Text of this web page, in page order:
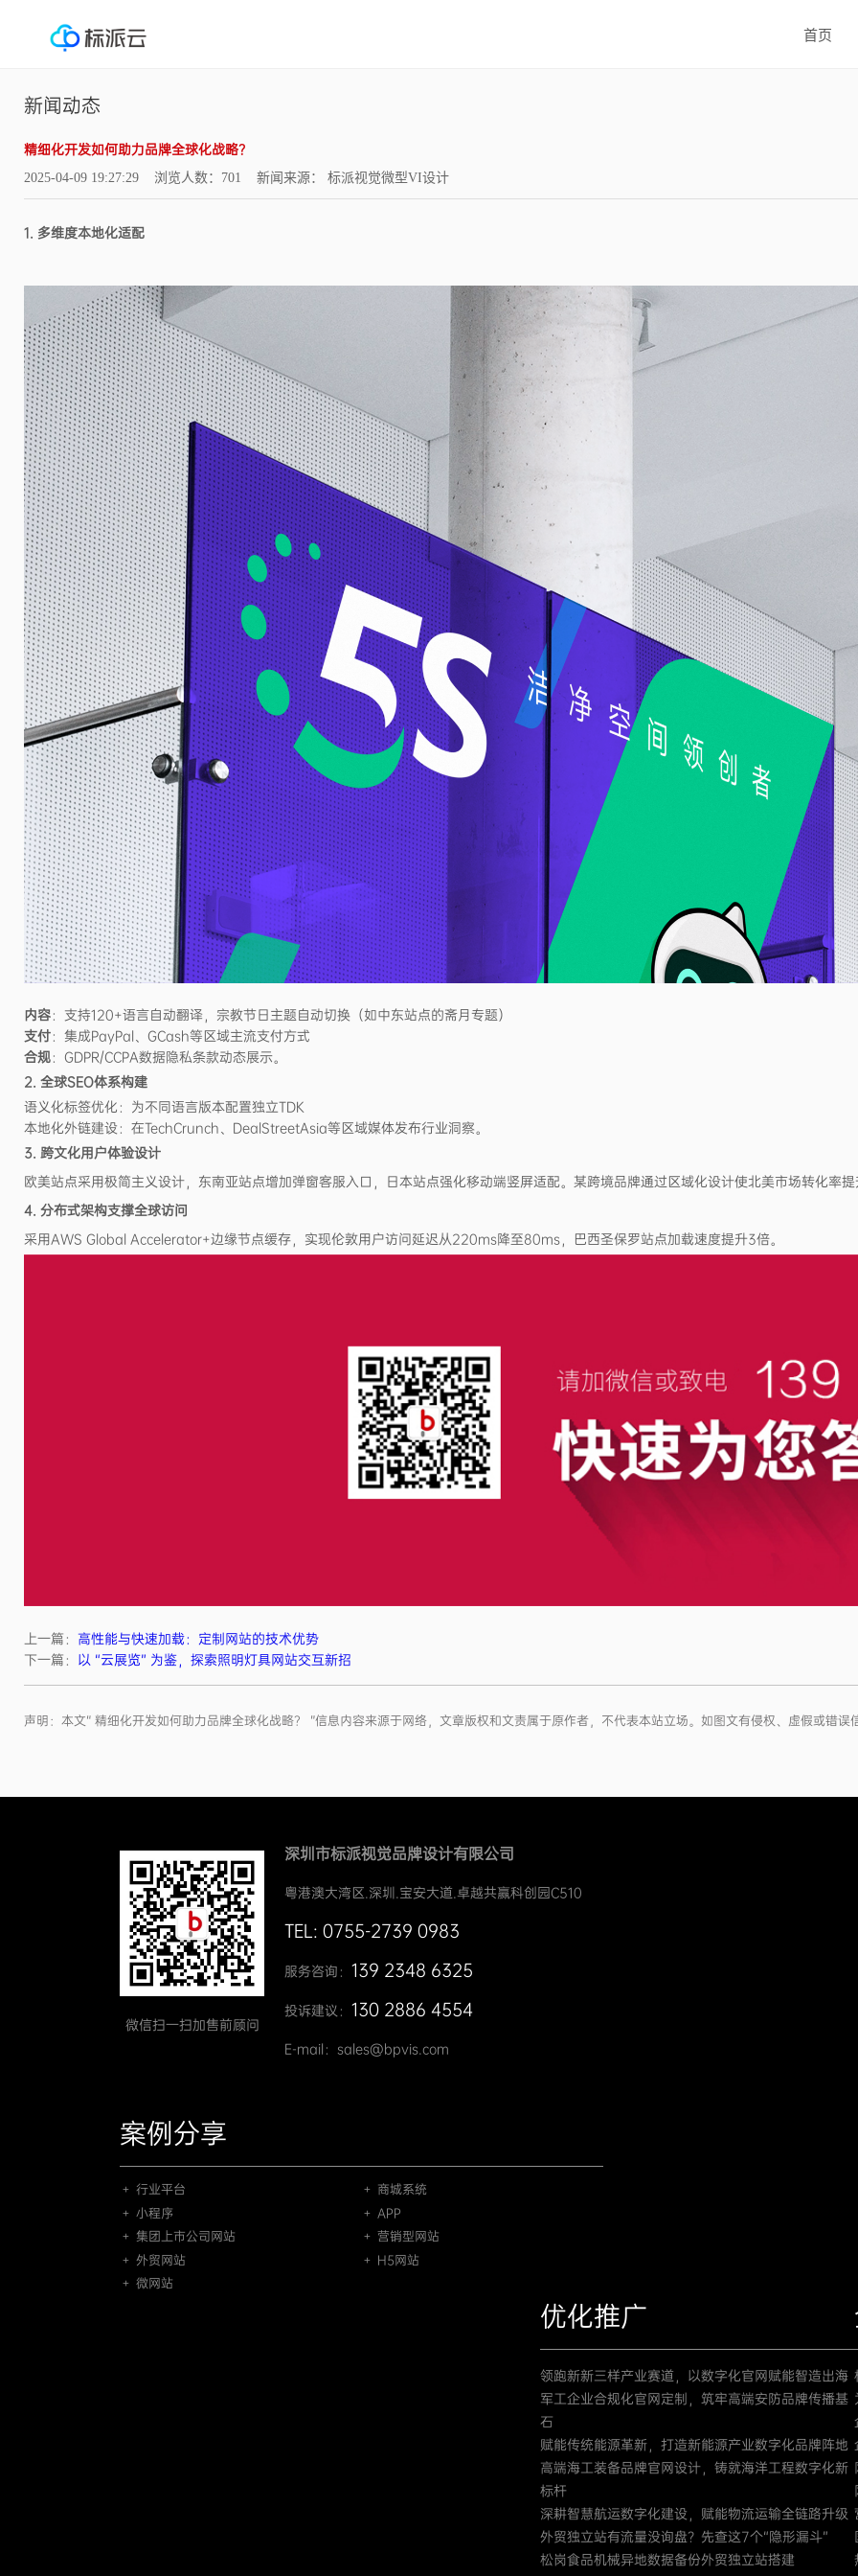
首页
新闻动态
精细化开发如何助力品牌全球化战略？
2025-04-09 19:27:29 浏览人数：701 新闻来源： 标派视觉微型VI设计
1. 多维度本地化适配
内容：支持120+语言自动翻译，宗教节日主题自动切换（如中东站点的斋月专题）
支付：集成PayPal、GCash等区域主流支付方式
合规：GDPR/CCPA数据隐私条款动态展示。
2. 全球SEO体系构建
语义化标签优化：为不同语言版本配置独立TDK
本地化外链建设：在TechCrunch、DealStreetAsia等区域媒体发布行业洞察。
3. 跨文化用户体验设计
欧美站点采用极简主义设计，东南亚站点增加弹窗客服入口，日本站点强化移动端竖屏适配。某跨境品牌通过区域化设计使北美市场转化率
4. 分布式架构支撑全球访问
采用AWS Global Accelerator+边缘节点缓存，实现伦敦用户访问延迟从220ms降至80ms，巴西圣保罗站点加载速度提升3倍。
上一篇： 高性能与快速加载：定制网站的技术优势
下一篇： 以 “云展览” 为鉴，探索照明灯具网站交互新招
声明：本文“ 精细化开发如何助力品牌全球化战略？ ”信息内容来源于网络，文章版权和文责属于原作者，不代表本站立场。如图文有侵权、虚假或错
微信扫一扫加售前顾问
深圳市标派视觉品牌设计有限公司
粤港澳大湾区.深圳.宝安大道.卓越共赢科创园C510
TEL: 0755-2739 0983
服务咨询： 139 2348 6325
投诉建议： 130 2886 4554
E-mail：sales@bpvis.com
案例分享
＋ 行业平台
＋ 商城系统
＋ 小程序
＋ APP
＋ 集团上市公司网站
＋ 营销型网站
＋ 外贸网站
＋ H5网站
＋ 微网站
优化推广
领跑新新三样产业赛道，以数字化官网赋能智造出海
军工企业合规化官网定制，筑牢高端安防品牌传播基
石
赋能传统能源革新，打造新能源产业数字化品牌阵地
高端海工装备品牌官网设计，铸就海洋工程数字化新
标杆
深耕智慧航运数字化建设，赋能物流运输全链路升级
外贸独立站有流量没询盘？先查这7个“隐形漏斗”
松岗食品机械异地数据备份外贸独立站搭建